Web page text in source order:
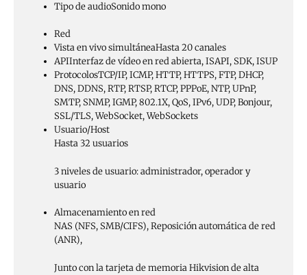
Tipo de audioSonido mono
Red
Vista en vivo simultáneaHasta 20 canales
APIInterfaz de vídeo en red abierta, ISAPI, SDK, ISUP
ProtocolosTCP/IP, ICMP, HTTP, HTTPS, FTP, DHCP,
DNS, DDNS, RTP, RTSP, RTCP, PPPoE, NTP, UPnP,
SMTP, SNMP, IGMP, 802.1X, QoS, IPv6, UDP, Bonjour,
SSL/TLS, WebSocket, WebSockets
Usuario/Host
Hasta 32 usuarios
3 niveles de usuario: administrador, operador y
usuario
Almacenamiento en red
NAS (NFS, SMB/CIFS), Reposición automática de red
(ANR),
Junto con la tarjeta de memoria Hikvision de alta